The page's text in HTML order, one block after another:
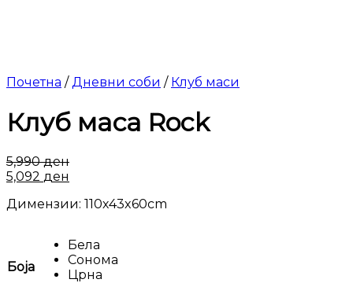
Почетна / Дневни соби / Клуб маси
Клуб маса Rock
5,990ден
5,092 ден
Димензии: 110х43x60cm
Боја
Бела
Сонома
Црна